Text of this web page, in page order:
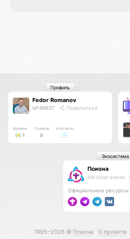
Fedor Romanov
id146637 Поделиться
Уровень
1
Соликов
0
Контакты
Профиль
Псиона
Метаорганизм
Официальные ресурсы:
Экосистема
1995–2026 © Псиона О проекте